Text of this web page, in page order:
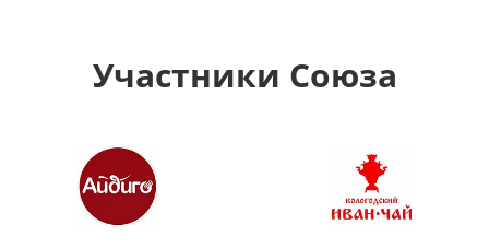
Участники Союза